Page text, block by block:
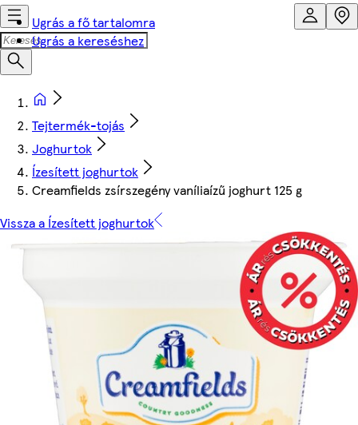
Ugrás a fő tartalomra
Ugrás a kereséshez
Tejtermék-tojás
Joghurtok
Ízesített joghurtok
Creamfields zsírszegény vaníliaízű joghurt 125 g
Vissza a Ízesített joghurtok